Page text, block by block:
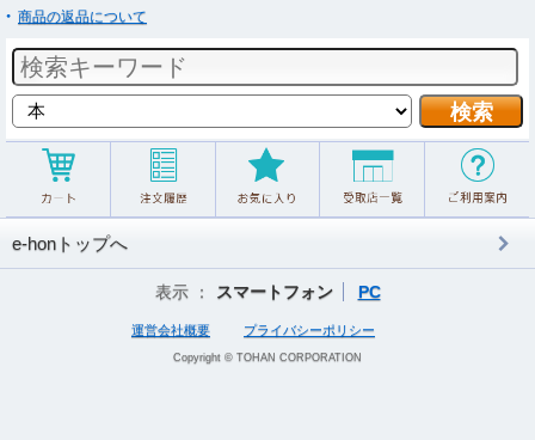
商品の返品について
e-honトップへ
表示 ： スマートフォン PC
運営会社概要 プライバシーポリシー
Copyright © TOHAN CORPORATION